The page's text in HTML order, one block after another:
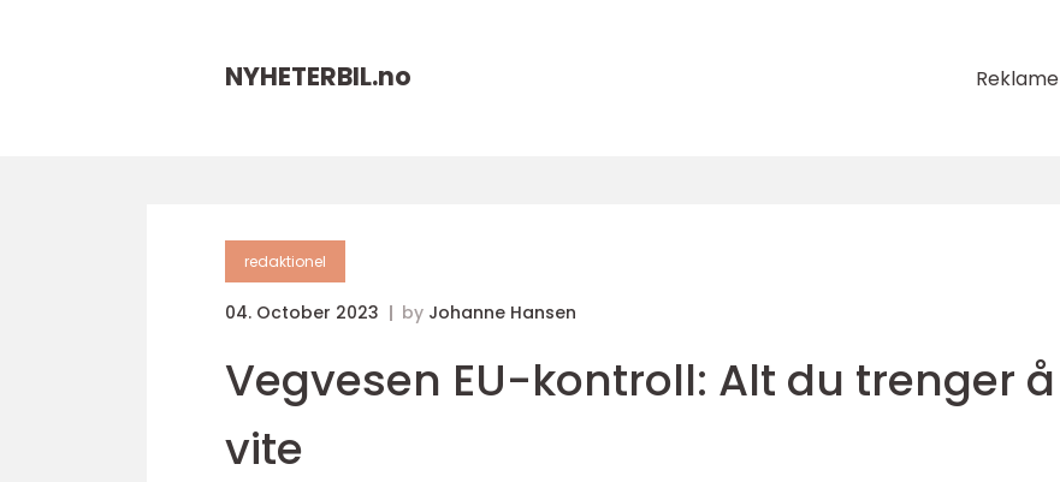
NYHETERBIL.no Reklame
redaktionel
04. October 2023 by Johanne Hansen
Vegvesen EU-kontroll: Alt du trenger å
vite